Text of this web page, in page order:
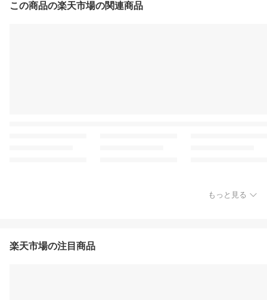
この商品の楽天市場の関連商品
もっと見る
楽天市場の注目商品